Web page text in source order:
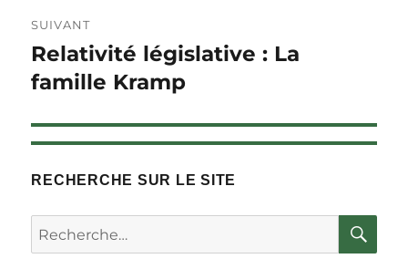
SUIVANT
Article
Suivant :
Relativité législative : La
famille Kramp
RECHERCHE SUR LE SITE
Rechercher :